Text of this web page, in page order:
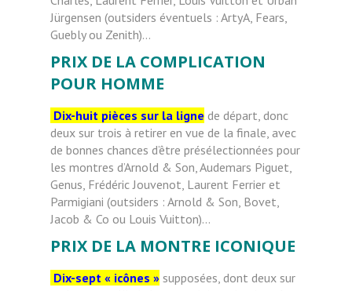
Jürgensen (outsiders éventuels : ArtyA, Fears,
Guebly ou Zenith)…
PRIX DE LA COMPLICATION
POUR HOMME
Dix-huit pièces sur la ligne de départ, donc
deux sur trois à retirer en vue de la finale, avec
de bonnes chances d’être présélectionnées pour
les montres d’Arnold & Son, Audemars Piguet,
Genus, Frédéric Jouvenot, Laurent Ferrier et
Parmigiani (outsiders : Arnold & Son, Bovet,
Jacob & Co ou Louis Vuitton)…
PRIX DE LA MONTRE ICONIQUE
Dix-sept « icônes » supposées, dont deux sur